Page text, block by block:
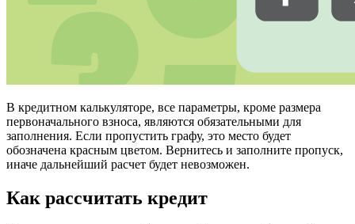
В кредитном калькуляторе, все параметры, кроме размера
первоначального взноса, являются обязательными для
заполнения. Если пропустить графу, это место будет
обозначена красным цветом. Вернитесь и заполните пропуск,
иначе дальнейший расчет будет невозможен.
Как рассчитать кредит